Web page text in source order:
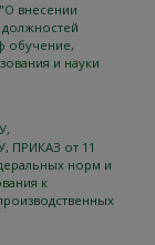
внесении
обучение,
и науки
от 11
норм и
к